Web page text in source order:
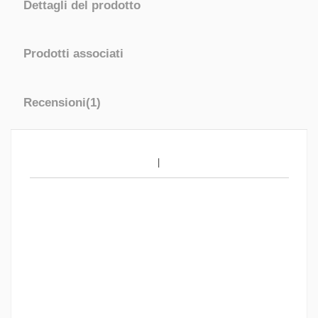
Dettagli del prodotto
Prodotti associati
Recensioni(1)